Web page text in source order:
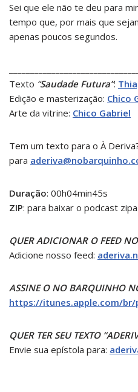
Sei que ele não te deu para
tempo que, por mais que
apenas poucos segundos.
Texto “Saudade Futura”:
Edição e masterização: Chico
Arte da vitrine: Chico Gabriel
Tem um texto para o À
para
Duração: 00h04min45s
ZIP: para baixar o podcast
QUER ADICIONAR O FEED
Adicione nosso feed:
ASSINE O NO BARQUINHO
https://itunes.apple.com/
QUER TER SEU TEXTO
Envie sua epístola para: